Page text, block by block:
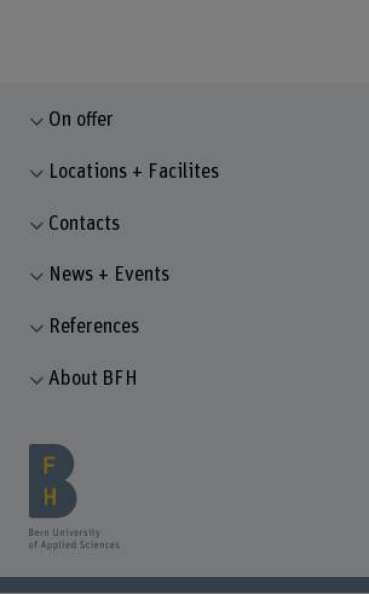
On offer
Locations + Facilites
Contacts
News + Events
References
About BFH